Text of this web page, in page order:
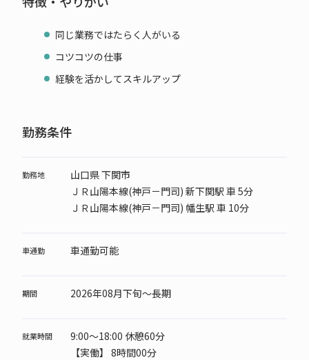
同じ業務ではたらく人がいる
コツコツの仕事
経験を活かしてスキルアップ
勤務条件
勤務地
山口県 下関市
ＪＲ山陽本線(神戸－門司) 新下関駅 車 5分
ＪＲ山陽本線(神戸－門司) 幡生駅 車 10分
車通勤 車通勤可能
期間 2026年08月下旬～長期
就業時間
9:00～18:00 休憩60分
【実働】 8時間00分